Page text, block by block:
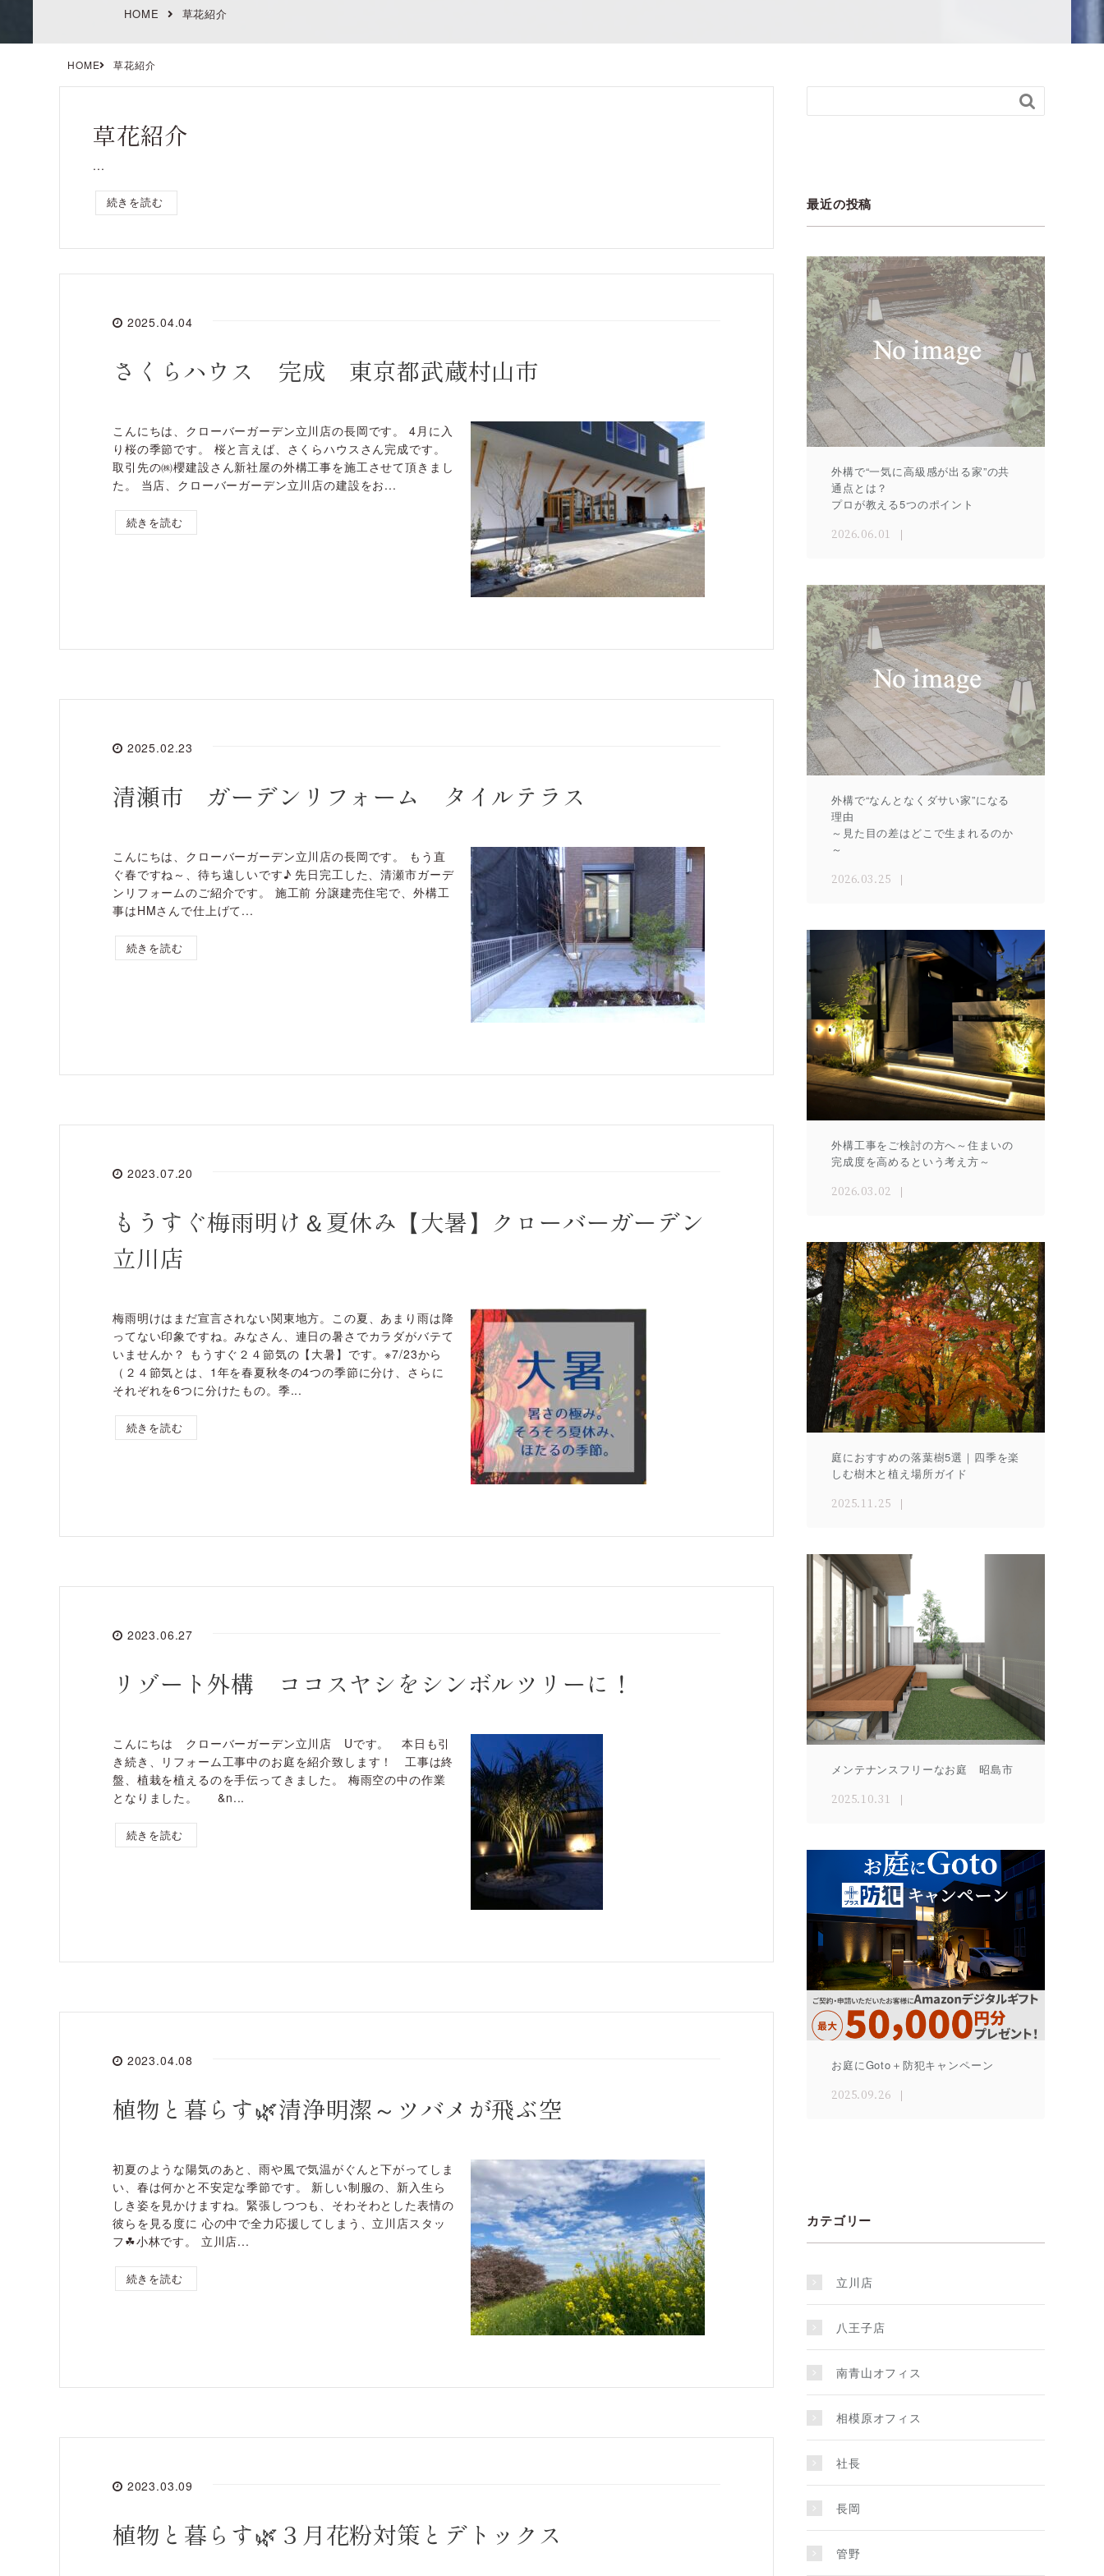
HOME 草花紹介
HOME 草花紹介
草花紹介
...
続きを読む
2025.04.04
さくらハウス 完成 東京都武蔵村山市
こんにちは、クローバーガーデン立川店の長岡です。 4月に入
り桜の季節です。 桜と言えば、さくらハウスさん完成です。
取引先の㈱櫻建設さん新社屋の外構工事を施工させて頂きまし
た。 当店、クローバーガーデン立川店の建設をお...
続きを読む
2025.02.23
清瀬市 ガーデンリフォーム タイルテラス
こんにちは、クローバーガーデン立川店の長岡です。 もう直
ぐ春ですね～、待ち遠しいです♪ 先日完工した、清瀬市ガーデ
ンリフォームのご紹介です。 施工前 分譲建売住宅で、外構工
事はHMさんで仕上げて...
続きを読む
2023.07.20
もうすぐ梅雨明け＆夏休み【大暑】クローバーガーデン
立川店
梅雨明けはまだ宣言されない関東地方。この夏、あまり雨は降
ってない印象ですね。みなさん、連日の暑さでカラダがバテて
いませんか？ もうすぐ２４節気の【大暑】です。※7/23から
（２４節気とは、1年を春夏秋冬の4つの季節に分け、さらに
それぞれを6つに分けたもの。季...
続きを読む
2023.06.27
リゾート外構 ココスヤシをシンボルツリーに！
こんにちは クローバーガーデン立川店 Uです。 本日も引
き続き、リフォーム工事中のお庭を紹介致します！ 工事は終
盤、植栽を植えるのを手伝ってきました。 梅雨空の中の作業
となりました。 &n...
続きを読む
2023.04.08
植物と暮らす🌿清浄明潔～ツバメが飛ぶ空
初夏のような陽気のあと、雨や風で気温がぐんと下がってしま
い、春は何かと不安定な季節です。 新しい制服の、新入生ら
しき姿を見かけますね。緊張しつつも、そわそわとした表情の
彼らを見る度に 心の中で全力応援してしまう、立川店スタッ
フ☘小林です。 立川店...
続きを読む
2023.03.09
植物と暮らす🌿３月花粉対策とデトックス

最近の投稿
外構で“一気に高級感が出る家”の共
通点とは？
プロが教える5つのポイント
2026.06.01
外構で“なんとなくダサい家”になる
理由
～見た目の差はどこで生まれるのか
～
2026.03.25
外構工事をご検討の方へ～住まいの
完成度を高めるという考え方～
2026.03.02
庭におすすめの落葉樹5選｜四季を楽
しむ樹木と植え場所ガイド
2025.11.25
メンテナンスフリーなお庭 昭島市
2025.10.31
お庭にGoto＋防犯キャンペーン
2025.09.26
カテゴリー
立川店
八王子店
南青山オフィス
相模原オフィス
社長
長岡
管野